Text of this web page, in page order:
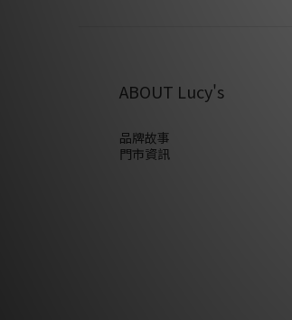
ABOUT Lucy's
品牌故事
門市資訊